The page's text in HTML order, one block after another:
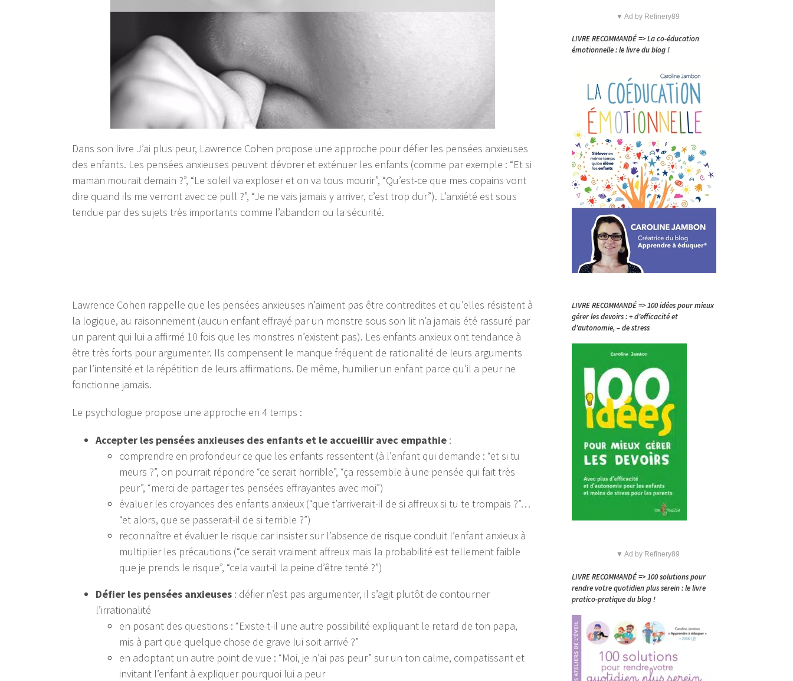
Dans son livre J’ai plus peur, Lawrence Cohen propose une approche pour défier les pensées anxieuses
des enfants. Les pensées anxieuses peuvent dévorer et exténuer les enfants (comme par exemple : “Et si
maman mourait demain ?”, “Le soleil va exploser et on va tous mourir”, “Qu’est-ce que mes copains vont
dire quand ils me verront avec ce pull ?”, “Je ne vais jamais y arriver, c’est trop dur”). L’anxiété est sous
tendue par des sujets très importants comme l’abandon ou la sécurité.
Lawrence Cohen rappelle que les pensées anxieuses n’aiment pas être contredites et qu’elles résistent à
la logique, au raisonnement (aucun enfant effrayé par un monstre sous son lit n’a jamais été rassuré par
un parent qui lui a affirmé 10 fois que les monstres n’existent pas). Les enfants anxieux ont tendance à
être très forts pour argumenter. Ils compensent le manque fréquent de rationalité de leurs arguments
par l’intensité et la répétition de leurs affirmations. De même, humilier un enfant parce qu’il a peur ne
fonctionne jamais.
Le psychologue propose une approche en 4 temps :
Accepter les pensées anxieuses des enfants et le accueillir avec empathie :
comprendre en profondeur ce que les enfants ressentent (à l’enfant qui demande : “et si tu
meurs ?”, on pourrait répondre “ce serait horrible”, “ça ressemble à une pensée qui fait très
peur”, “merci de partager tes pensées effrayantes avec moi”)
évaluer les croyances des enfants anxieux (“que t’arriverait-il de si affreux si tu te trompais ?”…
“et alors, que se passerait-il de si terrible ?”)
reconnaître et évaluer le risque car insister sur l’absence de risque conduit l’enfant anxieux à
multiplier les précautions (“ce serait vraiment affreux mais la probabilité est tellement faible
que je prends le risque”, “cela vaut-il la peine d’être tenté ?”)
Défier les pensées anxieuses : défier n’est pas argumenter, il s’agit plutôt de contourner
l’irrationalité
en posant des questions : “Existe-t-il une autre possibilité expliquant le retard de ton papa,
mis à part que quelque chose de grave lui soit arrivé ?”
en adoptant un autre point de vue : “Moi, je n’ai pas peur” sur un ton calme, compatissant et
invitant l’enfant à expliquer pourquoi lui a peur
▼ Ad by Refinery89
LIVRE RECOMMANDÉ => La co-éducation
émotionnelle : le livre du blog !
LIVRE RECOMMANDÉ => 100 idées pour mieux
gérer les devoirs : + d’efficacité et
d’autonomie, – de stress
▼ Ad by Refinery89
LIVRE RECOMMANDÉ => 100 solutions pour
rendre votre quotidien plus serein : le livre
pratico-pratique du blog !